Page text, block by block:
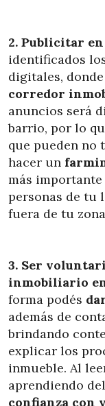
2. Publicitar
identificados
digitales, donde
corredor
anuncios será
barrio, por lo
que pueden no
hacer un
más
personas de tu
fuera de tu
3. Ser
inmobiliario
forma podés
además de
brindando
explicar los
inmueble. Al
aprendiendo
confianza con